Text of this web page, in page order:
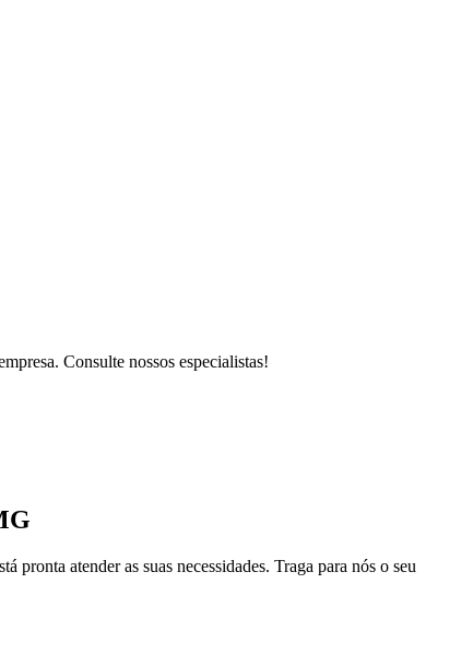
Consulte nossos especialistas!
pronta atender as suas necessidades. Traga para nós o seu